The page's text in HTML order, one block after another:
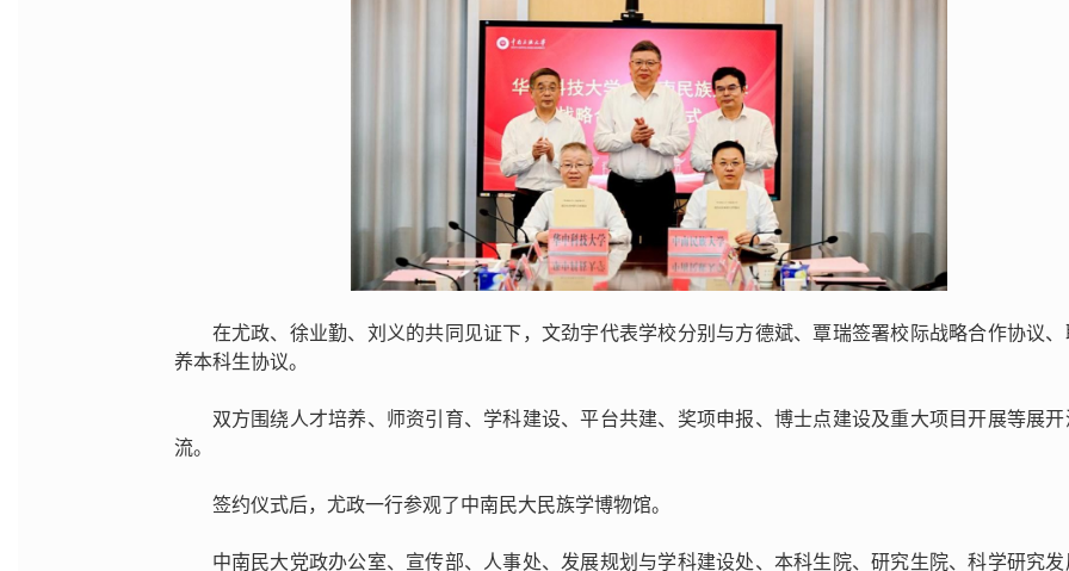
在尤政、徐业勤、刘义的共同见证下，文劲宇代表学校分别与方德斌、覃瑞签署校际战略合作协议
养本科生协议。
双方围绕人才培养、师资引育、学科建设、平台共建、奖项申报、博士点建设及重大项目开展等展
流。
签约仪式后，尤政一行参观了中南民大民族学博物馆。
中南民大党政办公室、宣传部、人事处、发展规划与学科建设处、本科生院、研究生院、科学研究